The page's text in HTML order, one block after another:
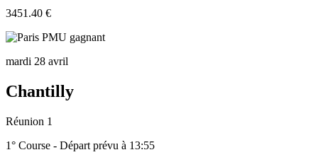
3451.40 €
mardi 28 avril
Chantilly
Réunion 1
1° Course - Départ prévu à 13:55